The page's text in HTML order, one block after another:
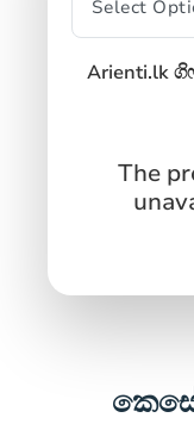
SIGN INSIGN UP
Arienti.lk
The